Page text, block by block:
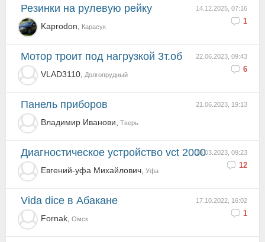
14.12.2025, 07:16
1
Резинки на рулевую рейку
Kaprodon, Карасук
22.06.2023, 09:43
6
Мотор троит под нагрузкой 3т.об
VLAD3110, Долгопрудный
21.06.2023, 19:13
Панель приборов
Владимир Иванови, Тверь
18.03.2023, 09:23
12
Диагностическое устройство vct 2000
Евгений-уфа Михайлович, Уфа
17.10.2022, 16:02
1
Vida dice в Абакане
Fornak, Омск